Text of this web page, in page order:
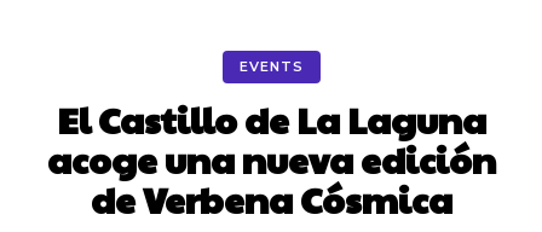
EVENTS
El Castillo de La Laguna
acoge una nueva edición
de Verbena Cósmica